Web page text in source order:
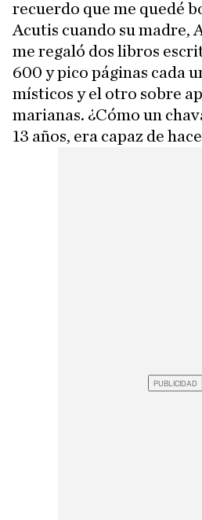
recuerdo que me quedé
Acutis cuando su madre,
me regaló dos libros
600 y pico páginas cada
místicos y el otro sobre
marianas. ¿Cómo un
13 años, era capaz de